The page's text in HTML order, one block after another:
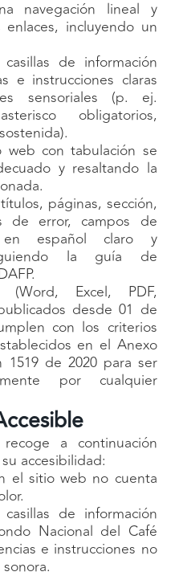
navegación lineal y
incluyendo un
de información
e instrucciones claras
sensoriales (p. ej.
obligatorios,
con tabulación se
y resaltando la
páginas, sección,
de error, campos de
en español claro y
la guía de
(Word, Excel, PDF,
desde 01 de
con los criterios
en el Anexo
1519 de 2020 para ser
por cualquier
a continuación
accesibilidad:
el sitio web no cuenta
de información
Nacional del Café
e instrucciones no